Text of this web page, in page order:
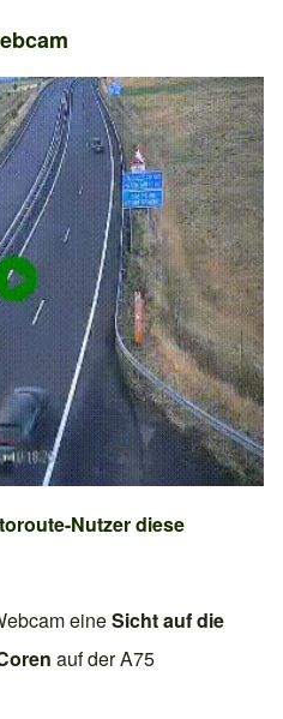
Nutzer diese
eineSicht auf die
auf derA75